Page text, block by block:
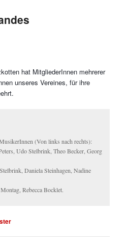
hat MitgliederInnen mehrerer
unseres Vereines, für ihre
(Von links nach rechts):
Udo Stelbrink, Theo Becker, Georg
Daniela Steinhagen, Nadine
Rebecca Bocklet.